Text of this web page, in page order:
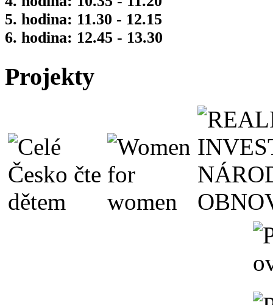
5. hodina: 11.30 - 12.15
6. hodina: 12.45 - 13.30
Projekty